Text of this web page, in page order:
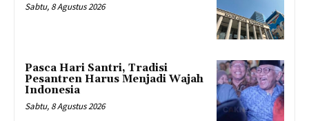
Sabtu, 8 Agustus 2026
Pasca Hari Santri, Tradisi
Pesantren Harus Menjadi Wajah
Indonesia
Sabtu, 8 Agustus 2026